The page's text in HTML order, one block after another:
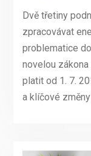
Dvě třetiny
zpracovávat
problematice
novelou
platit od 1. 7.
a klíčové